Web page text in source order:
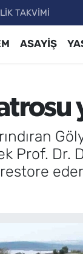
TAKVİMİ
ASAYİŞ
Prof.